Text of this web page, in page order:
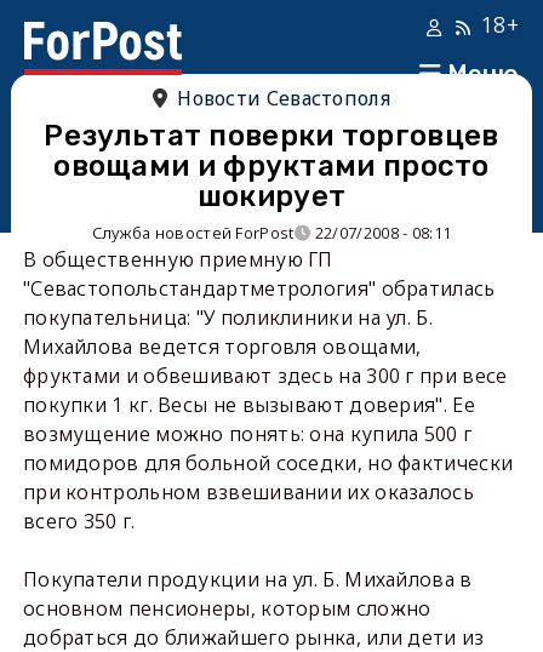
Меню
18+
Новости Севастополя
Результат поверки торговцев
овощами и фруктами просто
шокирует
Служба новостей ForPost 22/07/2008 - 08:11
В общественную приемную ГП
"Севастопольстандартметрология" обратилась
покупательница: "У поликлиники на ул. Б.
Михайлова ведется торговля овощами,
фруктами и обвешивают здесь на300 г при весе
покупки 1 кг. Весы не вызывают доверия". Ее
возмущение можно понять: она купила 500 г
помидоров для больной соседки, но фактически
при контрольном взвешивании их оказалось
всего 350 г.
Покупатели продукции на ул. Б. Михайлова в
основном пенсионеры, которым сложно
добраться до ближайшего рынка, или дети из